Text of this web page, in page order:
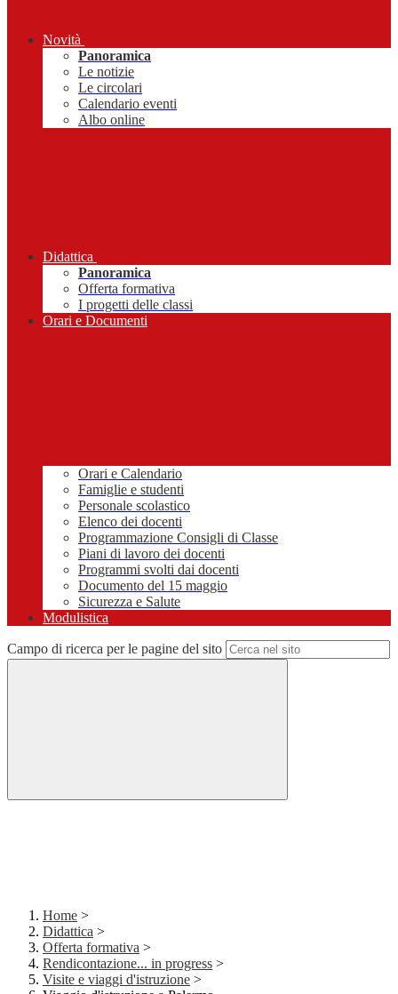
Novità
Panoramica
Le notizie
Le circolari
Calendario eventi
Albo online
Didattica
Panoramica
Offerta formativa
I progetti delle classi
Orari e Documenti
Orari e Calendario
Famiglie e studenti
Personale scolastico
Elenco dei docenti
Programmazione Consigli di Classe
Piani di lavoro dei docenti
Programmi svolti dai docenti
Documento del 15 maggio
Sicurezza e Salute
Modulistica
Campo di ricerca per le pagine del sito
Home >
Didattica >
Offerta formativa >
Rendicontazione... in progress >
Visite e viaggi d'istruzione >